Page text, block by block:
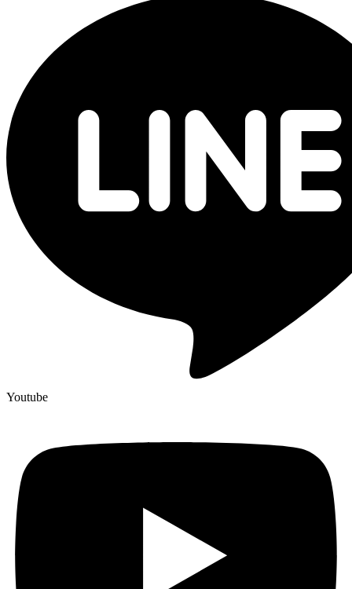
Youtube